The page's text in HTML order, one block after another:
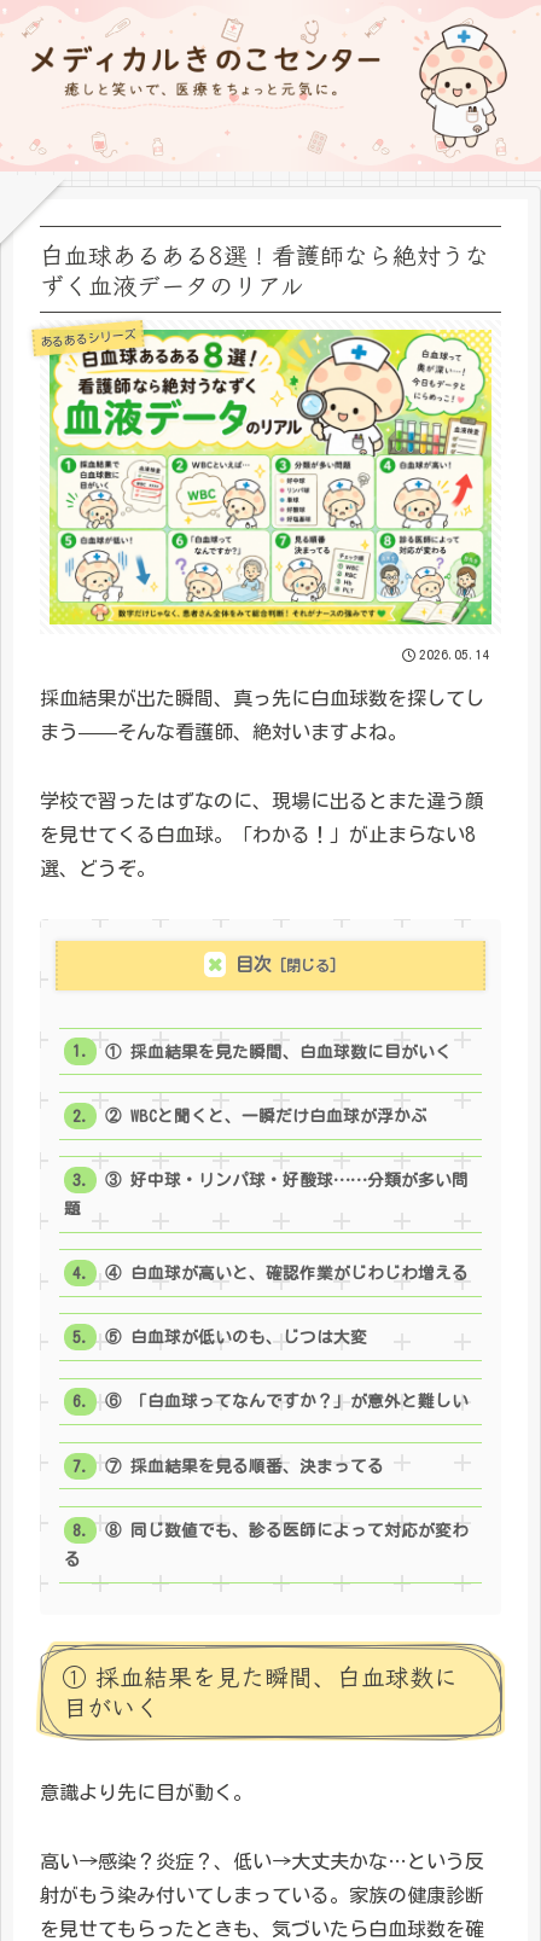
白血球あるある8選！看護師なら絶対うな
ずく血液データのリアル
あるあるシリーズ
2026.05.14
採血結果が出た瞬間、真っ先に白血球数を探してし
まう——そんな看護師、絶対いますよね。
学校で習ったはずなのに、現場に出るとまた違う顔
を見せてくる白血球。「わかる！」が止まらない8
選、どうぞ。
目次
① 採血結果を見た瞬間、白血球数に目がいく
② WBCと聞くと、一瞬だけ白血球が浮かぶ
③ 好中球・リンパ球・好酸球……分類が多い問
題
④ 白血球が高いと、確認作業がじわじわ増える
⑤ 白血球が低いのも、じつは大変
⑥ 「白血球ってなんですか？」が意外と難しい
⑦ 採血結果を見る順番、決まってる
⑧ 同じ数値でも、診る医師によって対応が変わ
る
① 採血結果を見た瞬間、白血球数に
目がいく
意識より先に目が動く。
高い→感染？炎症？、低い→大丈夫かな…という反
射がもう染み付いてしまっている。家族の健康診断
を見せてもらったときも、気づいたら白血球数を確